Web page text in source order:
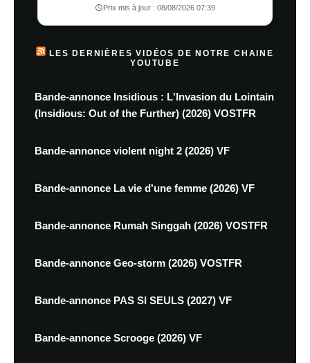
Prix mis à jour : 08/08/2026 07:39
LES DERNIÈRES VIDÉOS DE NOTRE CHAINE
YOUTUBE
Bande-annonce Insidious : L'Invasion du Lointain
(Insidious: Out of the Further) (2026) VOSTFR
Bande-annonce violent night 2 (2026) VF
Bande-annonce La vie d'une femme (2026) VF
Bande-annonce Rumah Singgah (2026) VOSTFR
Bande-annonce Geo-storm (2026) VOSTFR
Bande-annonce PAS SI SEULS (2027) VF
Bande-annonce Scrooge (2026) VF